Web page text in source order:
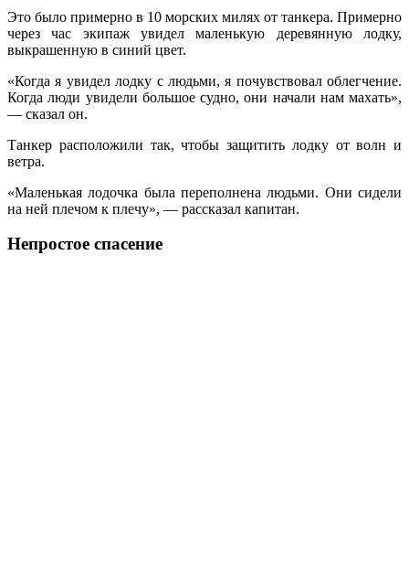
Это было примерно в 10 морских милях от танкера. Примерно
через час экипаж увидел маленькую деревянную лодку,
выкрашенную в синий цвет.
«Когда я увидел лодку с людьми, я почувствовал облегчение.
Когда люди увидели большое судно, они начали нам махать»,
— сказал он.
Танкер расположили так, чтобы защитить лодку от волн и
ветра.
«Маленькая лодочка была переполнена людьми. Они сидели
на ней плечом к плечу», — рассказал капитан.
Непростое спасение